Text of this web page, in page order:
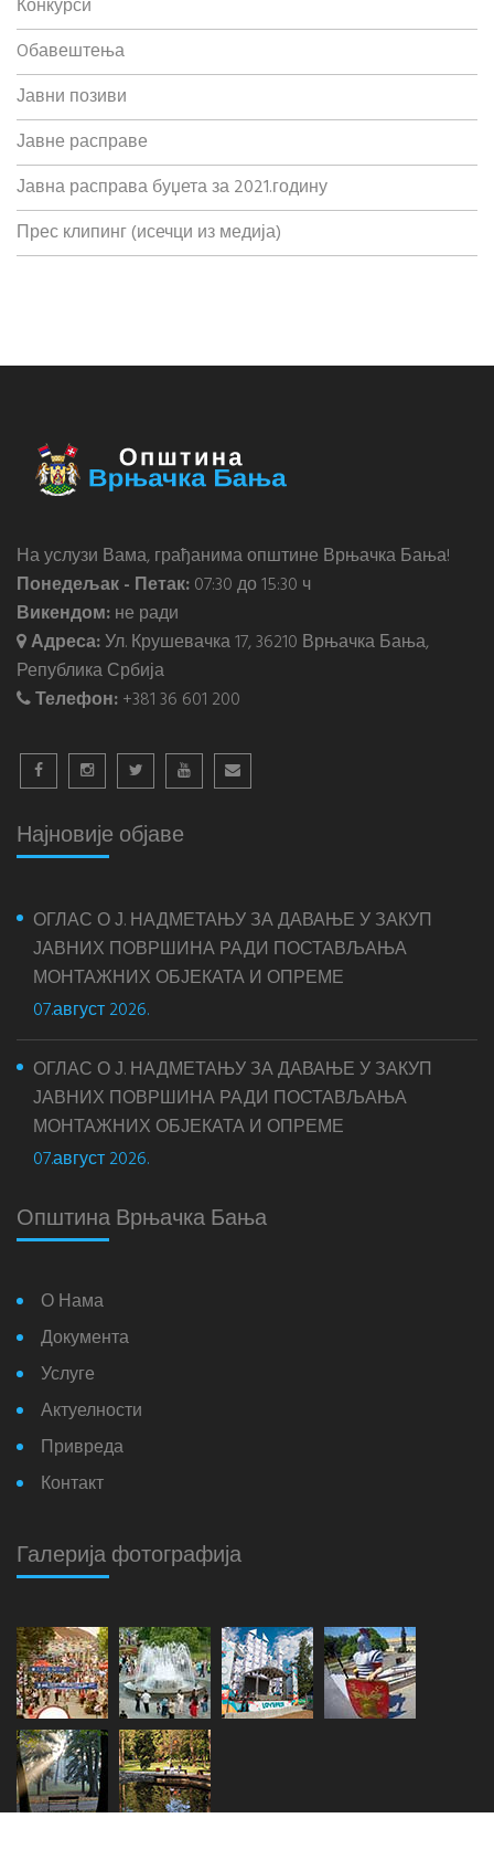
Конкурси
Oбавештења
Јавни позиви
Јавне расправе
Јавна расправа буџета за 2021.годину
Прес клипинг (исечци из медија)
На услузи Вама, грађанима општине Врњачка Бања!
Понедељак - Петак:07:30 до 15:30 ч
Викендом:не ради
Адреса:Ул. Крушевачка 17, 36210 Врњачка Бања,
Република Србија
Телефон:+381 36 601 200
Најновије објаве
ОГЛАС О Ј. НАДМЕТАЊУ ЗА ДАВАЊЕ У ЗАКУП
ЈАВНИХ ПОВРШИНА РАДИ ПОСТАВЉАЊА
МОНТАЖНИХ ОБЈЕКАТА И ОПРЕМЕ
07.август 2026.
ОГЛАС О Ј. НАДМЕТАЊУ ЗА ДАВАЊЕ У ЗАКУП
ЈАВНИХ ПОВРШИНА РАДИ ПОСТАВЉАЊА
МОНТАЖНИХ ОБЈЕКАТА И ОПРЕМЕ
07.август 2026.
Општина Врњачка Бања
О Нама
Документа
Услуге
Актуелности
Привреда
Контакт
Галерија фотографија